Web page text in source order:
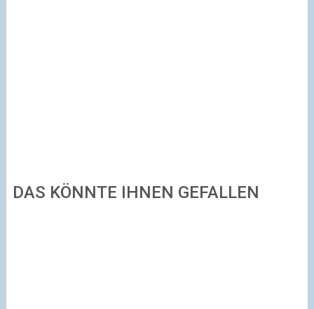
DAS KÖNNTE IHNEN GEFALLEN